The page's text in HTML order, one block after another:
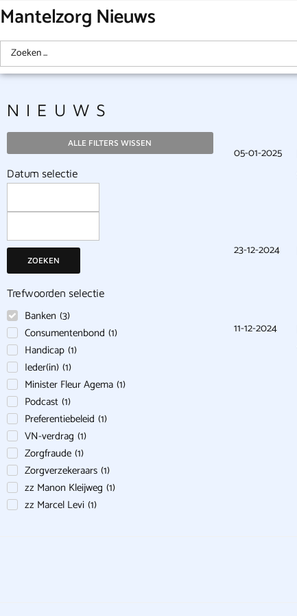
Mantelzorg Nieuws
NIEUWS
ALLE FILTERS WISSEN
Datum selectie
ZOEKEN
Trefwoorden selectie
Banken (3)
Consumentenbond (1)
Handicap (1)
Ieder(in) (1)
Minister Fleur Agema (1)
Podcast (1)
Preferentiebeleid (1)
VN-verdrag (1)
Zorgfraude (1)
Zorgverzekeraars (1)
zz Manon Kleijweg (1)
zz Marcel Levi (1)
05-01-2025
23-12-2024
11-12-2024